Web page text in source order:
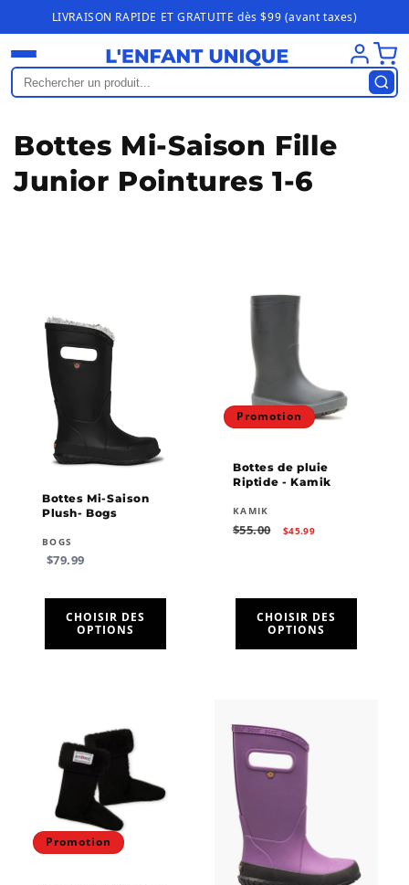
passer au
contenu
LIVRAISON RAPIDE ET GRATUITE dès $99 (avant taxes)
C
o
Bottes Mi-Saison Fille
Junior Pointures 1-6
Bottes Mi-Saison
Plush- Bogs
Fournisseur :
BOGS
Prix
$79.99
CHOISIR DES
OPTIONS
Promotion
Bottes de pluie
Riptide - Kamik
Fournisseur :
KAMIK
Prix
$55.00
Prix
$45.99
CHOISIR DES
OPTIONS
Promotion